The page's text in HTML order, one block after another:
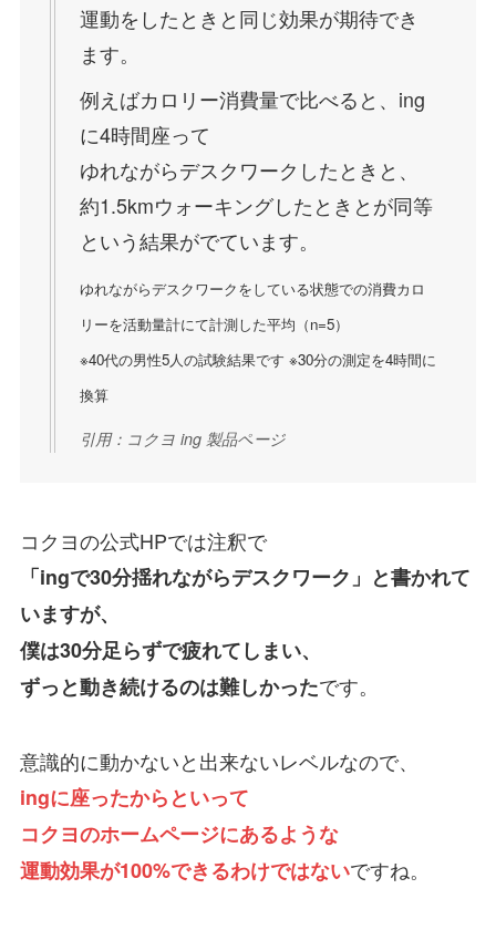
運動をしたときと同じ効果が期待でき
ます。
例えばカロリー消費量で比べると、ing
に4時間座って
ゆれながらデスクワークしたときと、
約1.5kmウォーキングしたときとが同等
という結果がでています。
ゆれながらデスクワークをしている状態での消費カロ
リーを活動量計にて計測した平均（n=5）
※40代の男性5人の試験結果です ※30分の測定を4時間に
換算
引用：コクヨ ing 製品ページ
コクヨの公式HPでは注釈で
「ingで30分揺れながらデスクワーク」と書かれて
いますが、
僕は30分足らずで疲れてしまい、
ずっと動き続けるのは難しかったです。
意識的に動かないと出来ないレベルなので、
ingに座ったからといって
コクヨのホームページにあるような
運動効果が100%できるわけではないですね。